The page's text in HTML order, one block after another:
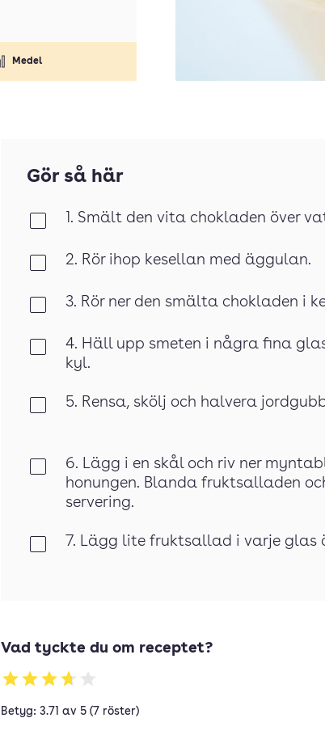
Medel
Gör så här
1. Smält den vita chokladen över
2. Rör ihop kesellan med äggulan.
3. Rör ner den smälta chokladen i
4. Häll upp smeten i några fina
kyl.
5. Rensa, skölj och halvera
6. Lägg i en skål och riv ner
honungen. Blanda fruktsalladen
servering.
7. Lägg lite fruktsallad i varje glas
Vad tyckte du om receptet?
Betyg: 3.71 av 5 (7 röster)